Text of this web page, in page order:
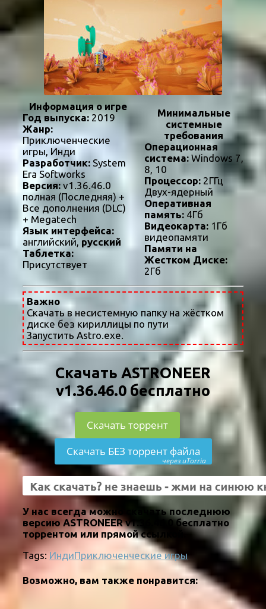
Информация о игре
Год выпуска: 2019
Жанр:
Приключенческие
игры, Инди
Разработчик: System
Era Softworks
Версия: v1.36.46.0
полная (Последняя) +
Все дополнения (DLC)
+ Megatech
Язык интерфейса:
английский, русский
Таблетка:
Присутствует
Минимальные
системные
требования
Операционная
система:Windows 7,
8, 10
Процессор:2ГГц
Двух-ядерный
Оперативная
память:4Гб
Видеокарта:1Гб
видеопамяти
Памяти на
Жестком Диске:
2Гб
Важно
Скачать в несистемную папку на жёстком
диске без кириллицы по пути
Запустить Astro.exe.
Скачать ASTRONEER
v1.36.46.0 бесплатно
Скачать торрент
Скачать БЕЗ торрент файла
через uTorria
У нас всегда можно скачать последнюю
версию ASTRONEER v1.36.46.0 бесплатно
торрентом или прямой ссылкой.
Tags: ИндиПриключенческие игры
Возможно, вам также понравится: